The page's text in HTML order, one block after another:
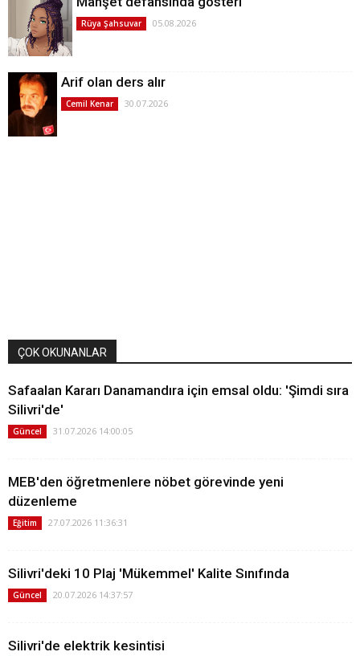
Rüya Şahsuvar 05.08.2026
Arif olan ders alır
Cemil Kenar 30.07.2026
ÇOK OKUNANLAR
Safaalan Kararı Danamandıra için emsal oldu: 'Şimdi sıra
Silivri'de'
Güncel 31.07.2026 14:00:05
MEB'den öğretmenlere nöbet görevinde yeni
düzenleme
Eğitim 27.07.2026 11:36:31
Silivri'deki 10 Plaj 'Mükemmel' Kalite Sınıfında
Güncel 20.07.2026 14:37:57
Silivri'de elektrik kesintisi